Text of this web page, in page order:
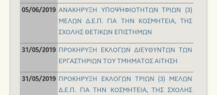
05/06/2019 AΝΑΚΗΡΥΞΗ ΥΠΟΨΗΦΙΟΤΗΤΩΝ ΤΡΙΩΝ (3)
ΜΕΛΩΝ Δ.Ε.Π. ΓΙΑ ΤΗΝ ΚΟΣΜΗΤΕΙΑ, ΤΗΣ
ΣΧΟΛΗΣ ΘΕΤΙΚΩΝ ΕΠΙΣΤΗΜΩΝ
31/05/2019 ΠΡΟΚΗΡΥΞΗ ΕΚΛΟΓΩΝ ΔΙΕΥΘΥΝΤΩΝ ΤΩΝ
ΕΡΓΑΣΤΗΡΙΩΝ ΤΟΥ ΤΜΗΜΑΤΟΣΑΙΤΗΣΗ
31/05/2019 ΠΡΟΚΗΡΥΞΗ ΕΚΛΟΓΩΝ ΤΡΙΩΝ (3) ΜΕΛΩΝ
Δ.Ε.Π. ΓΙΑ ΤΗΝ ΚΟΣΜΗΤΕΙΑ, ΤΗΣ ΣΧΟΛΗΣ